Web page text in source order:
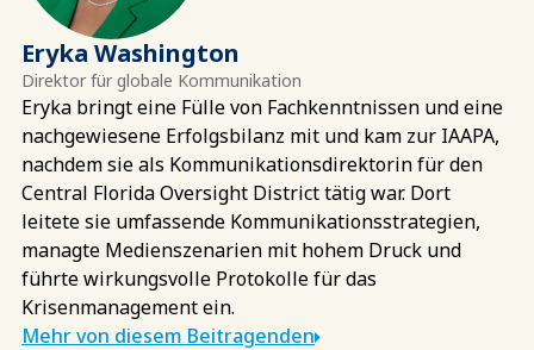
Eryka Washington
Direktor für globale Kommunikation
Eryka bringt eine Fülle von Fachkenntnissen und eine
nachgewiesene Erfolgsbilanz mit und kam zur IAAPA,
nachdem sie als Kommunikationsdirektorin für den
Central Florida Oversight District tätig war. Dort
leitete sie umfassende Kommunikationsstrategien,
managte Medienszenarien mit hohem Druck und
führte wirkungsvolle Protokolle für das
Krisenmanagement ein.
Mehr von diesem Beitragenden